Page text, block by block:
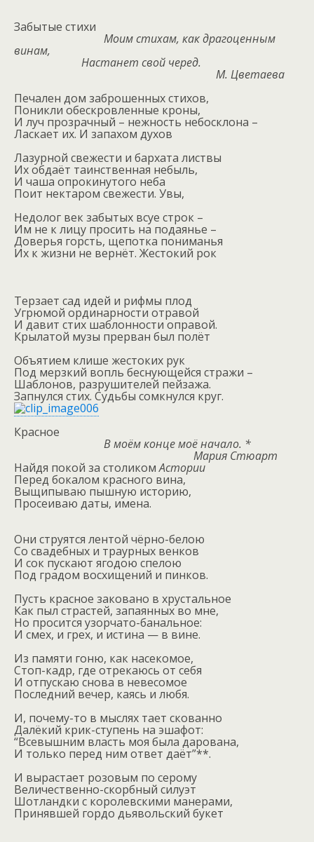
Забытые стихи
Моим стихам, как драгоценным
винам,
Настанет свой черед.
М. Цветаева
Печален дом заброшенных стихов,
Поникли обескровленные кроны,
И луч прозрачный – нежность небосклона –
Ласкает их. И запахом духов
Лазурной свежести и бархата листвы
Их обдаёт таинственная небыль,
И чаша опрокинутого неба
Поит нектаром свежести. Увы,
Недолог век забытых всуе строк –
Им не к лицу просить на подаянье –
Доверья горсть, щепотка пониманья
Их к жизни не вернёт. Жестокий рок
Терзает сад идей и рифмы плод
Угрюмой ординарности отравой
И давит стих шаблонности оправой.
Крылатой музы прерван был полёт
Объятием клише жестоких рук
Под мерзкий вопль беснующейся стражи –
Шаблонов, разрушителей пейзажа.
Запнулся стих. Судьбы сомкнулся круг.
Красное
В моём конце моё начало. *
Мария Стюарт
Найдя покой за столикомАстории
Перед бокалом красного вина,
Выщипываю пышную историю,
Просеиваю даты, имена.
Они струятся лентой чёрно-белою
Со свадебных и траурных венков
И сок пускают ягодою спелою
Под градом восхищений и пинков.
Пусть красное заковано в хрустальное
Как пыл страстей, запаянных во мне,
Но просится узорчато-банальное:
И смех, и грех, и истина — в вине.
Из памяти гоню, как насекомое,
Стоп-кадр, где отрекаюсь от себя
И отпускаю снова в невесомое
Последний вечер, каясь и любя.
И, почему-то в мыслях тает скованно
Далёкий крик-ступень на эшафот:
“Всевышним власть моя была дарована,
И только перед ним ответ даёт”**.
И вырастает розовым по серому
Величественно-скорбный силуэт
Шотландки с королевскими манерами,
Принявшей гордо дьявольский букет